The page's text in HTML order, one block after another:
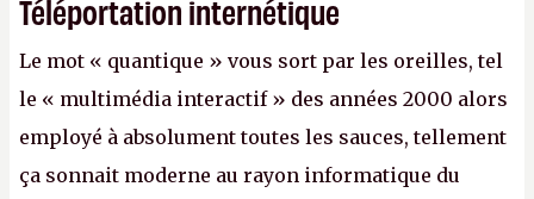
Téléportation internétique
Le mot « quantique » vous sort par les oreilles, tel
le « multimédia interactif » des années 2000 alors
employé à absolument toutes les sauces, tellement
ça sonnait moderne au rayon informatique du